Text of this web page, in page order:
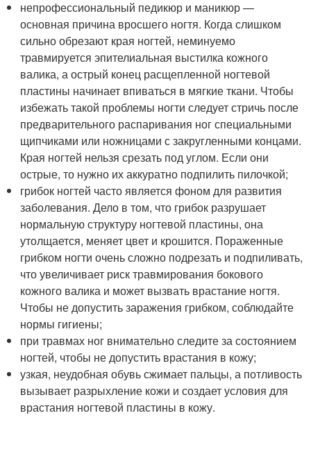
непрофессиональный педикюр и маникюр —
основная причина вросшего ногтя. Когда слишком
сильно обрезают края ногтей, неминуемо
травмируется эпителиальная выстилка кожного
валика, а острый конец расщепленной ногтевой
пластины начинает впиваться в мягкие ткани. Чтобы
избежать такой проблемы ногти следует стричь после
предварительного распаривания ног специальными
щипчиками или ножницами с закругленными концами.
Края ногтей нельзя срезать под углом. Если они
острые, то нужно их аккуратно подпилить пилочкой;
грибок ногтей часто является фоном для развития
заболевания. Дело в том, что грибок разрушает
нормальную структуру ногтевой пластины, она
утолщается, меняет цвет и крошится. Пораженные
грибком ногти очень сложно подрезать и подпиливать,
что увеличивает риск травмирования бокового
кожного валика и может вызвать врастание ногтя.
Чтобы не допустить заражения грибком, соблюдайте
нормы гигиены;
при травмах ног внимательно следите за состоянием
ногтей, чтобы не допустить врастания в кожу;
узкая, неудобная обувь сжимает пальцы, а потливость
вызывает разрыхление кожи и создает условия для
врастания ногтевой пластины в кожу.